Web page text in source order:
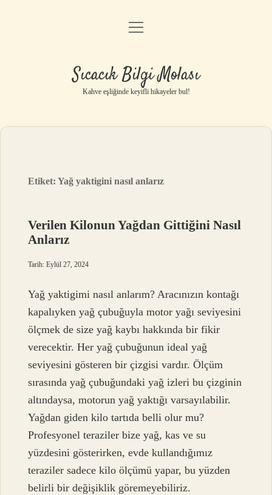
Anasayfa
Yasal Uyarı
menüyü
Sıcacık Bilgi Molası
Kahve eşliğinde keyifli hikayeler bul!
Etiket:Yağ yaktigini nasıl anlarız
Verilen Kilonun Yağdan Gittiğini Nasıl
Anlarız
Tarih: Eylül 27, 2024
Yağ yaktigimi nasıl anlarım? Aracınızın kontağı
kapalıyken yağ çubuğuyla motor yağı seviyesini
ölçmek de size yağ kaybı hakkında bir fikir
verecektir. Her yağ çubuğunun ideal yağ
seviyesini gösteren bir çizgisi vardır. Ölçüm
sırasında yağ çubuğundaki yağ izleri bu çizginin
altındaysa, motorun yağ yaktığı varsayılabilir.
Yağdan giden kilo tartıda belli olur mu?
Profesyonel teraziler bize yağ, kas ve su
yüzdesini gösterirken, evde kullandığımız
teraziler sadece kilo ölçümü yapar, bu yüzden
belirli bir değişiklik göremeyebiliriz.